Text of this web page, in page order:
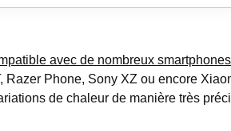
avec de nombreux
Phone, Sony XZ ou encore
de chaleur de manière très